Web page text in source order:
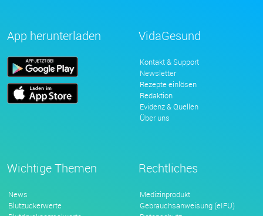
App herunterladen VidaGesund
Kontakt & Support
Newsletter
Rezepte einlösen
Redaktion
Evidenz & Quellen
Über uns
Wichtige Themen
News
Blutzuckerwerte
Rechtliches
Medizinprodukt
Gebrauchsanweisung (eIFU)